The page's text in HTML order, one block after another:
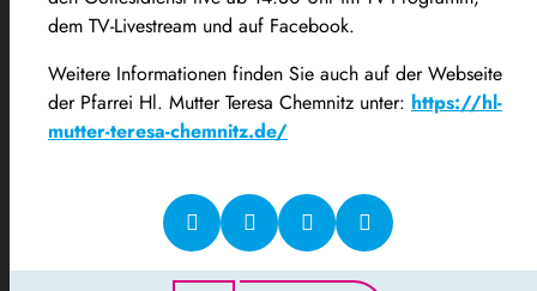
dem TV-Livestream und auf Facebook.
Weitere Informationen finden Sie auch auf der Webseite
der Pfarrei Hl. Mutter Teresa Chemnitz unter: https://hl-
mutter-teresa-chemnitz.de/